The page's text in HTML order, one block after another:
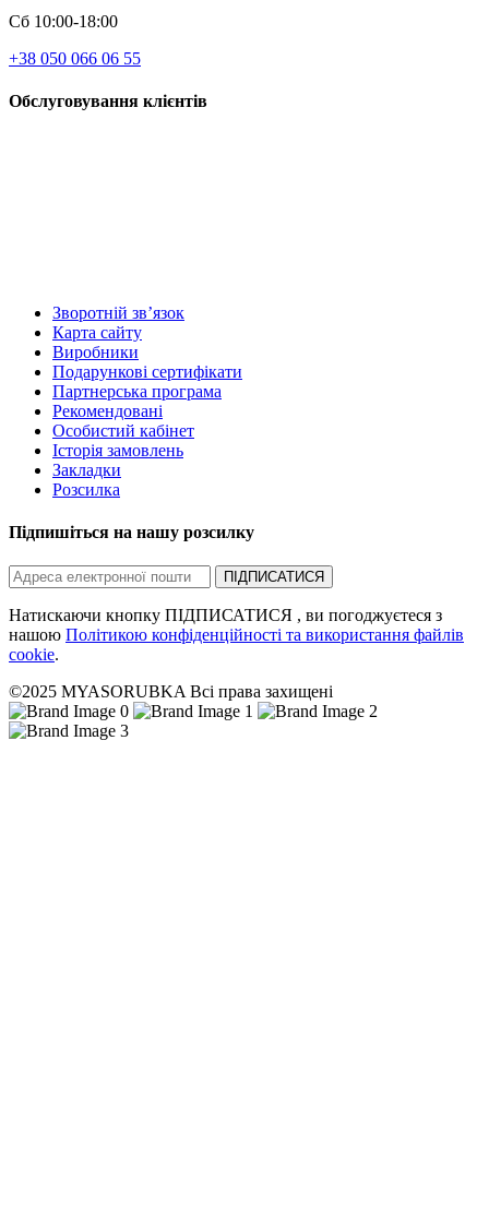
Сб 10:00-18:00
+38 050 066 06 55
Обслуговування клієнтів
Зворотній зв’язок
Карта сайту
Виробники
Подарункові сертифікати
Партнерська програма
Рекомендовані
Особистий кабінет
Історія замовлень
Закладки
Розсилка
Підпишіться на нашу розсилку
ПІДПИСАТИСЯ
Натискаючи кнопку ПІДПИСАТИСЯ , ви погоджуєтеся з
нашою Політикою конфіденційності та використання файлів
cookie.
©2025 MYASORUBKA Всі права захищені